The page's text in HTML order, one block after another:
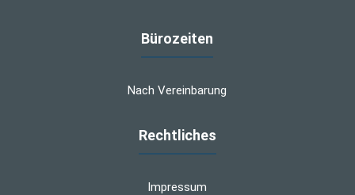
Bürozeiten
Nach Vereinbarung
Rechtliches
Impressum